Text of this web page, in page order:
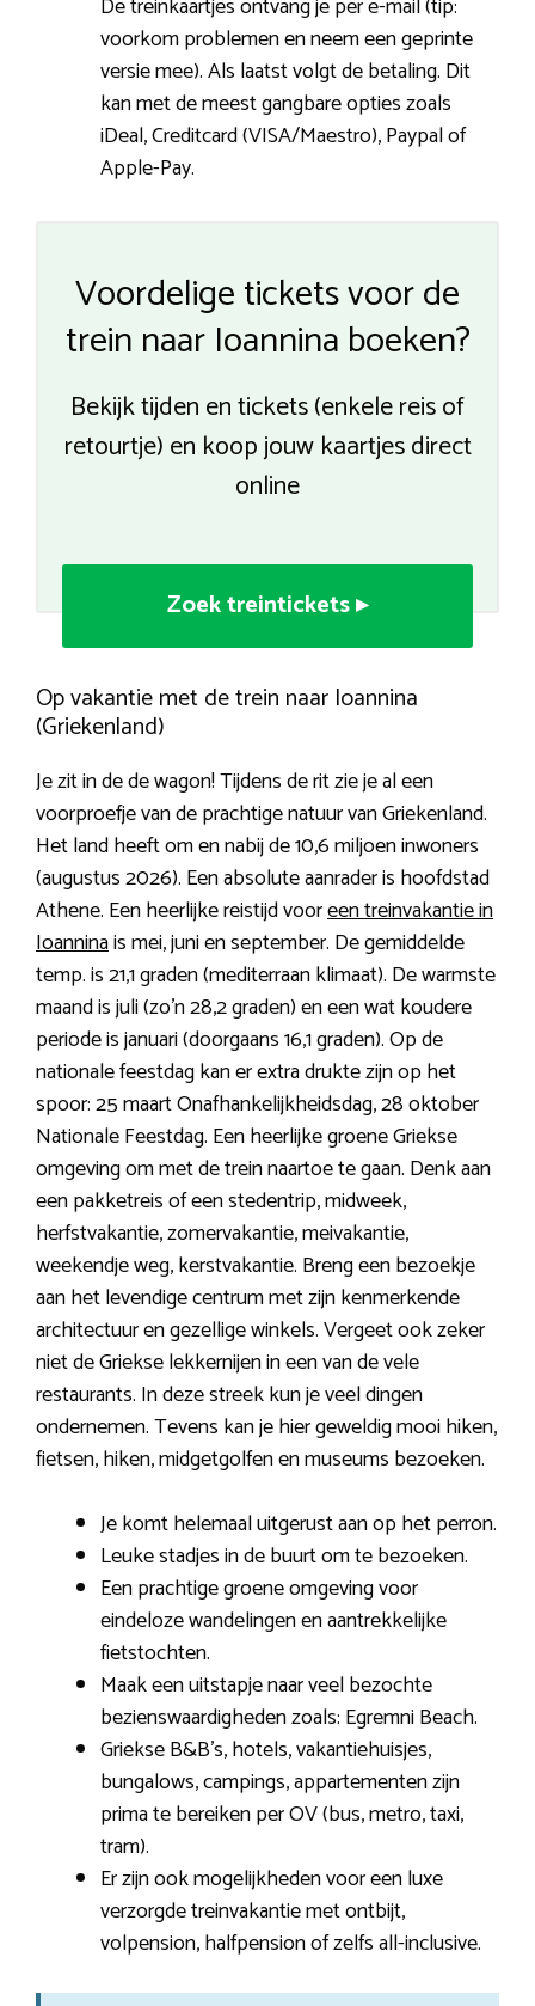
voorkom problemen en neem een geprinte
versie mee). Als laatst volgt de betaling. Dit
kan met de meest gangbare opties zoals
iDeal, Creditcard (VISA/Maestro), Paypal of
Apple-Pay.
Voordelige tickets voor de
trein naar Ioannina boeken?
Bekijk tijden en tickets (enkele reis of
retourtje) en koop jouw kaartjes direct
online
Zoek treintickets ▸
Op vakantie met de trein naar Ioannina
(Griekenland)
Je zit in de de wagon! Tijdens de rit zie je al een
voorproefje van de prachtige natuur van Griekenland.
Het land heeft om en nabij de 10,6 miljoen inwoners
(augustus 2026). Een absolute aanrader is hoofdstad
Athene. Een heerlijke reistijd vooreen treinvakantie in
Ioanninais mei, juni en september. De gemiddelde
temp. is 21,1 graden (mediterraan klimaat). De warmste
maand is juli (zo’n 28,2 graden) en een wat koudere
periode is januari (doorgaans 16,1 graden). Op de
nationale feestdag kan er extra drukte zijn op het
spoor: 25 maart Onafhankelijkheidsdag, 28 oktober
Nationale Feestdag. Een heerlijke groene Griekse
omgeving om met de trein naartoe te gaan. Denk aan
een pakketreis of een stedentrip, midweek,
herfstvakantie, zomervakantie, meivakantie,
weekendje weg, kerstvakantie. Breng een bezoekje
aan het levendige centrum met zijn kenmerkende
architectuur en gezellige winkels. Vergeet ook zeker
niet de Griekse lekkernijen in een van de vele
restaurants. In deze streek kun je veel dingen
ondernemen. Tevens kan je hier geweldig mooi hiken,
fietsen, hiken, midgetgolfen en museums bezoeken.
Je komt helemaal uitgerust aan op het perron.
Leuke stadjes in de buurt om te bezoeken.
Een prachtige groene omgeving voor
eindeloze wandelingen en aantrekkelijke
fietstochten.
Maak een uitstapje naar veel bezochte
bezienswaardigheden zoals: Egremni Beach.
Griekse B&B’s, hotels, vakantiehuisjes,
bungalows, campings, appartementen zijn
prima te bereiken per OV (bus, metro, taxi,
tram).
Er zijn ook mogelijkheden voor een luxe
verzorgde treinvakantie met ontbijt,
volpension, halfpension of zelfs all-inclusive.